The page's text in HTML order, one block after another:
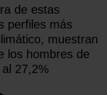
de estas
perfiles más
muestran
los hombres de
27,2%